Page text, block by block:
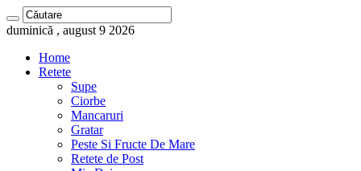
duminică , august 9 2026
Home
Retete
Supe
Ciorbe
Mancaruri
Gratar
Peste Si Fructe De Mare
Retete de Post